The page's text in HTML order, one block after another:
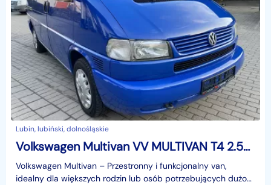
Lubin, lubiński, dolnośląskie
Volkswagen Multivan VV MULTIVAN T4 2.5TDI 102KM
Volkswagen Multivan – Przestronny i funkcjonalny van,
idealny dla większych rodzin lub osób potrzebujących dużo